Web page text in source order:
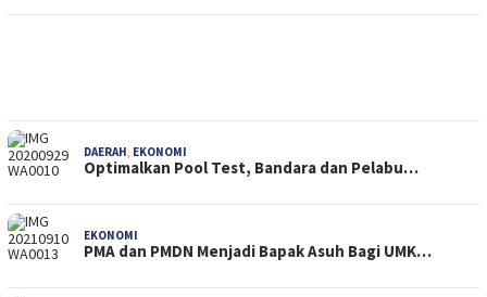
DAERAH EKONOMI
Optimalkan Pool Test, Bandara dan Pelabu…
EKONOMI
PMA dan PMDN Menjadi Bapak Asuh Bagi UMK…